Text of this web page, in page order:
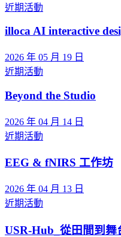
近期活動
illoca AI interactive
2026 年 05 月 19 日
近期活動
Beyond the Studio
2026 年 04 月 14 日
近期活動
EEG & fNIRS 工作坊
2026 年 04 月 13 日
近期活動
USR-Hub_從田間到舞